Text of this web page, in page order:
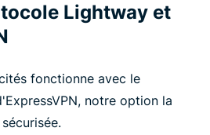
Lightway et
fonctionne avec le
notre option la